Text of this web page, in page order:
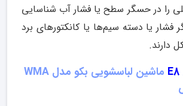
را در حسگر سطح یا فشار آب شناسایی
یا دسته‌ سیم‌ها یا کانکتورهای برد
دارند.
E8
ماشین لباسشویی بکو مدل WMA